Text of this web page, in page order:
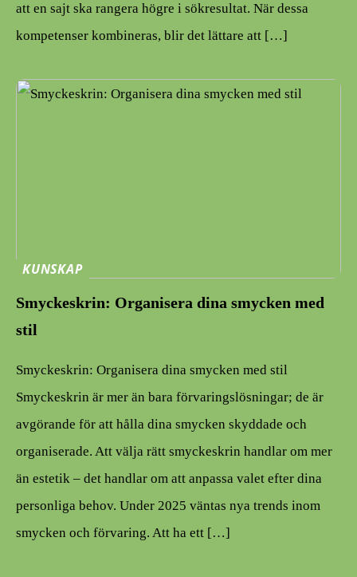
att en sajt ska rangera högre i sökresultat. När dessa
kompetenser kombineras, blir det lättare att […]
KUNSKAP
Smyckeskrin: Organisera dina smycken med
stil
Smyckeskrin: Organisera dina smycken med stil
Smyckeskrin är mer än bara förvaringslösningar; de är
avgörande för att hålla dina smycken skyddade och
organiserade. Att välja rätt smyckeskrin handlar om mer
än estetik – det handlar om att anpassa valet efter dina
personliga behov. Under 2025 väntas nya trends inom
smycken och förvaring. Att ha ett […]